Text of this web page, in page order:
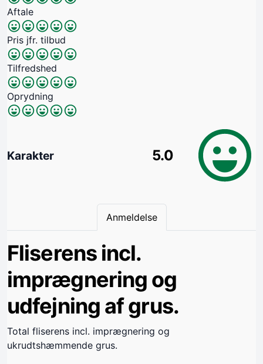
Aftale
Pris jfr. tilbud
Tilfredshed
Oprydning
Karakter 5.0
Anmeldelse
Fliserens incl.
imprægnering og
udfejning af grus.
Total fliserens incl. imprægnering og
ukrudtshæmmende grus.